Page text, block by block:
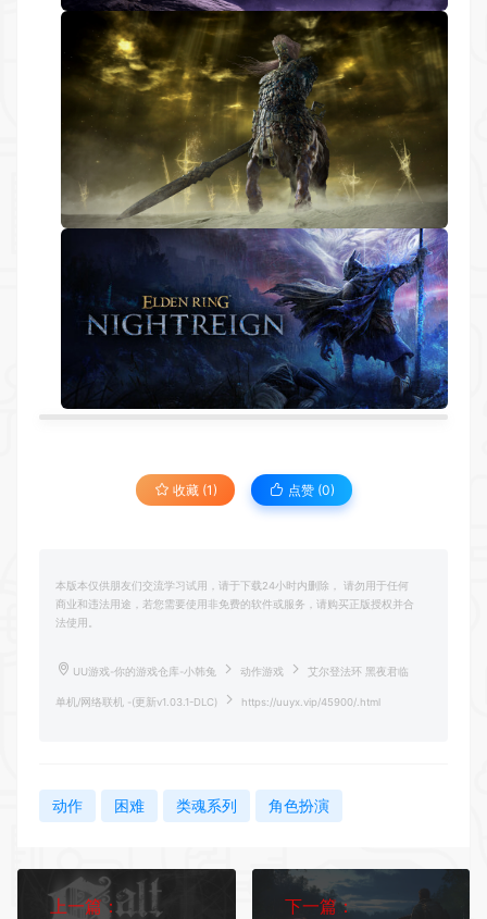
收藏 (1) 点赞 (0)
本版本仅供朋友们交流学习试用，请于下载24小时内删除， 请勿用于任何
商业和违法用途，若您需要使用非免费的软件或服务，请购买正版授权并合
法使用。
UU游戏-你的游戏仓库-小韩兔 动作游戏 艾尔登法环 黑夜君临
单机/网络联机 -(更新v1.03.1-DLC) https://uuyx.vip/45900/.html
动作 困难 类魂系列 角色扮演
上一篇：
下一篇：